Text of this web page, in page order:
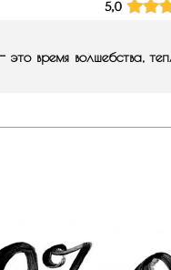
это время волшебства,